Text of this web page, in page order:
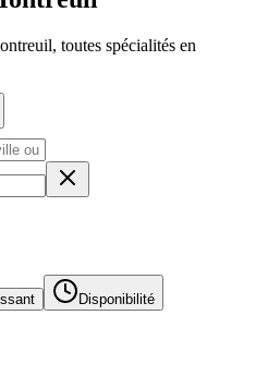
, toutes spécialités en
Disponibilité